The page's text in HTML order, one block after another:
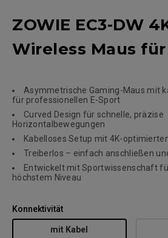
ZOWIE EC3-DW
Wireless Maus
Asymmetrische Gaming-Maus mit
für professionellen E-Sport
Curved Design für schnelle, präzise
Horizontalbewegungen
Kabelloses Setup mit 4K-
Treiberlos – einfach anschließen
Entwickelt mit Sportwissenschaft
höchstem Niveau
Konnektivität
mit Kabel